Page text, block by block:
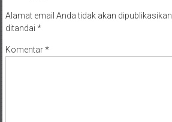
Alamat email Anda tidak akan dipublikasikan.
ditandai *
Komentar*